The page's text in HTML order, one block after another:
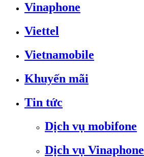
Vinaphone
Viettel
Vietnamobile
Khuyến mãi
Tin tức
Dịch vụ mobifone
Dịch vụ Vinaphone